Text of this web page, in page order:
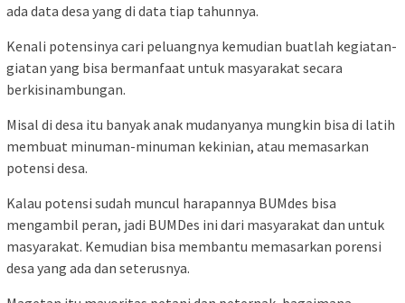
ada data desa yang di data tiap tahunnya.
Kenali potensinya cari peluangnya kemudian buatlah kegiatan-
giatan yang bisa bermanfaat untuk masyarakat secara
berkisinambungan.
Misal di desa itu banyak anak mudanyanya mungkin bisa di latih
membuat minuman-minuman kekinian, atau memasarkan
potensi desa.
Kalau potensi sudah muncul harapannya BUMdes bisa
mengambil peran, jadi BUMDes ini dari masyarakat dan untuk
masyarakat. Kemudian bisa membantu memasarkan porensi
desa yang ada dan seterusnya.